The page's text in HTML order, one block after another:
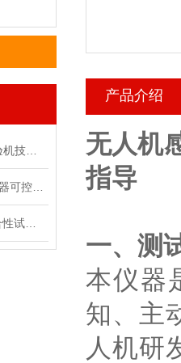
产品介绍
无人机
指导
一、测
本仪器
知、主
人机研